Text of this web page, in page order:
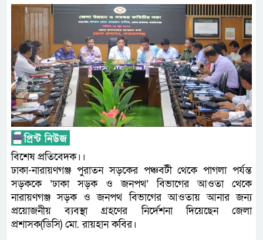
বিশেষ প্রতিবেদক।।
ঢাকা-নারায়ণগঞ্জ পুরাতন সড়কের পঞ্চবটী থেকে পাগলা পর্যন্ত
সড়ককে ‘ঢাকা সড়ক ও জনপথ’ বিভাগের আওতা থেকে
নারায়ণগঞ্জ সড়ক ও জনপথ বিভাগের আওতায় আনার জন্য
প্রয়োজনীয় ব্যবস্থা গ্রহণের নির্দেশনা দিয়েছেন জেলা
প্রশাসক(ডিসি) মো. রায়হান কবির।